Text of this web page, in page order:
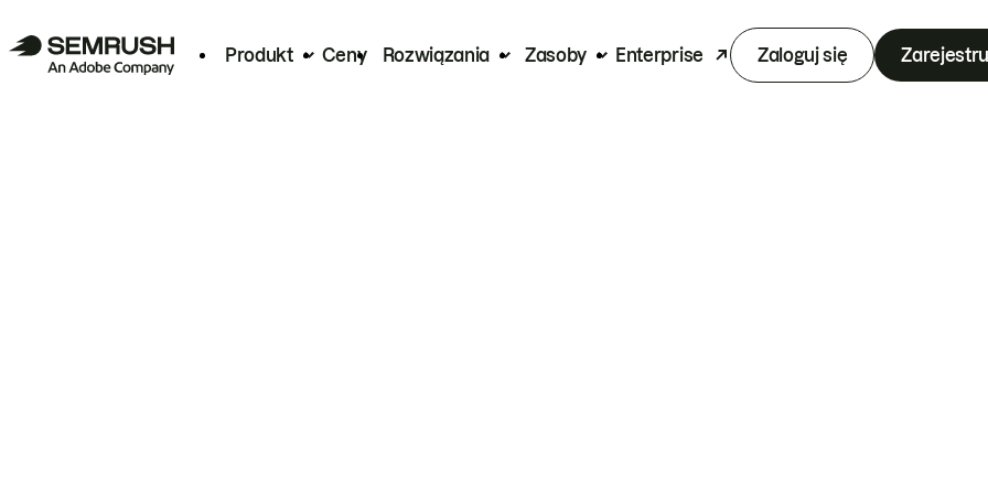
Produkt Ceny Rozwiązania Zasoby Enterprise Zaloguj się